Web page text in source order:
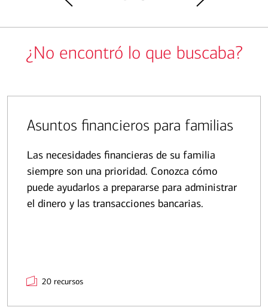
¿No encontró lo que buscaba?
Asuntos financieros para familias
Las necesidades financieras de su familia
siempre son una prioridad. Conozca cómo
puede ayudarlos a prepararse para administrar
el dinero y las transacciones bancarias.
20 recursos